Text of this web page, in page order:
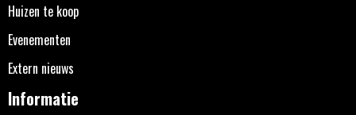
Huizen te koop
Evenementen
Extern nieuws
Informatie